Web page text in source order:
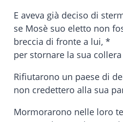
E aveva già deciso di
se Mosè suo eletto non
breccia di fronte a lui, *
per stornare la sua
Rifiutarono un paese di
non credettero alla sua
Mormorarono nelle loro